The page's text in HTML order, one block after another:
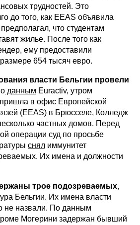
трудностей. Это
до того, как EEAS объявила
что студентам
жилье. После того как
ему предоставили
654 тысяч евро.
власти Бельгии провели
данным Euractiv, утром
в офис Европейской
(EEAS) в Брюсселе, Колледж
частных домов. Перед
операции суд по просьбе
снял иммунитет
Их имена и должности
трое подозреваемых,
Бельгии. Их имена власти
не назвали. По данным
Могерини задержан бывший